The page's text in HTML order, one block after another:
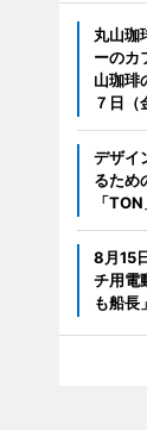
丸山珈
ーのカ
山珈琲
７日（
デザイ
るため
「
8月15
チ用電
も船長